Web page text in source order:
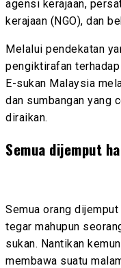
agensi kerajaan,
kerajaan (NGO), dan
Melalui pendekatan
pengiktirafan
E-sukan Malaysia
dan sumbangan yang
diraikan.
Semua dijemput
Semua orang
tegar mahupun
sukan. Nantikan
membawa suatu